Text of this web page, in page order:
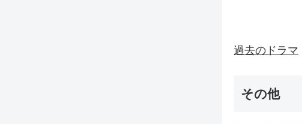
過去のドラマ
その他